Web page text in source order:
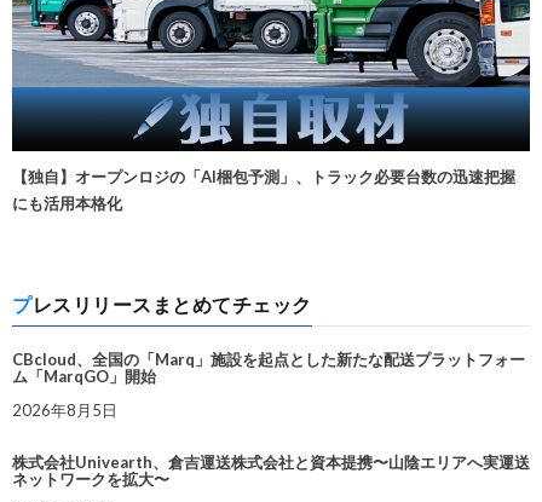
【独自】オープンロジの「AI梱包予測」、トラック必要台数の迅速把握
にも活用本格化
プレスリリースまとめてチェック
CBcloud、全国の「Marq」施設を起点とした新たな配送プラットフォー
ム「MarqGO」開始
2026年8月5日
株式会社Univearth、倉吉運送株式会社と資本提携〜山陰エリアへ実運送
ネットワークを拡大〜